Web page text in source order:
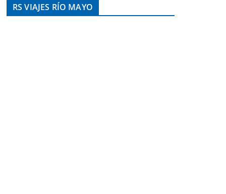
RS VIAJES RÍO MAYO